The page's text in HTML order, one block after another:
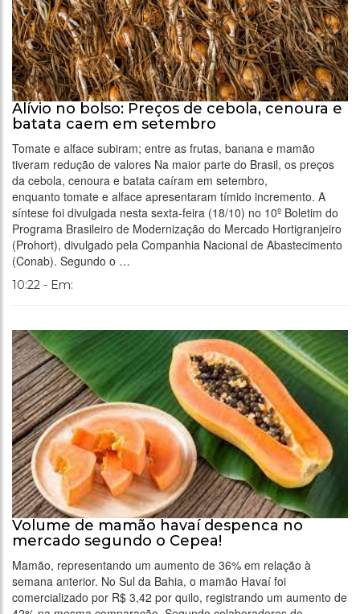
Alívio no bolso: Preços de cebola, cenoura e
batata caem em setembro
Tomate e alface subiram; entre as frutas, banana e mamão
tiveram redução de valores Na maior parte do Brasil, os preços
da cebola, cenoura e batata caíram em setembro,
enquanto tomate e alface apresentaram tímido incremento. A
síntese foi divulgada nesta sexta-feira (18/10) no 10º Boletim do
Programa Brasileiro de Modernização do Mercado Hortigranjeiro
(Prohort), divulgado pela Companhia Nacional de Abastecimento
(Conab). Segundo o …
10:22 - Em:
Volume de mamão havaí despenca no
mercado segundo o Cepea!
Mamão, representando um aumento de 36% em relação à
semana anterior. No Sul da Bahia, o mamão Havaí foi
comercializado por R$ 3,42 por quilo, registrando um aumento de